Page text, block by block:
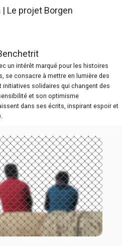
| Le projet Borgen
un intérêt marqué pour les histoires
se consacre à mettre en lumière des
initiatives solidaires qui changent des
et son optimisme
dans ses écrits, inspirant espoir et